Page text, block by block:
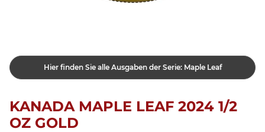
Hier finden Sie alle Ausgaben der Serie: Maple Leaf
KANADA MAPLE LEAF 2024 1/2
OZ GOLD